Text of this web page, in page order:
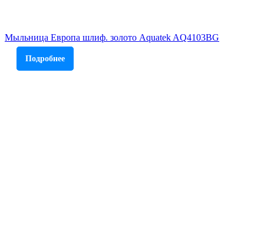
Мыльница Европа шлиф. золото Aquatek AQ4103BG
Подробнее